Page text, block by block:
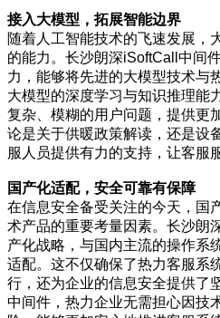
接入大模型，拓展智能边界
随着人工智能技术的飞速发展，
的能力。长沙朗深iSoftCall中间
力，能够将先进的大模型技术与
大模型的深度学习与知识推理能
复杂、模糊的用户问题，提供更
论是关于供暖政策解读，还是设
服人员提供有力的支持，让客服
国产化适配，安全可靠有保障
在信息安全备受关注的今天，国
术产品的重要考量因素。长沙朗
产化战略，与国内主流的操作系
适配。这不仅确保了热力客服系
行，还为企业的信息安全提供了
中间件，热力企业无需担心因技